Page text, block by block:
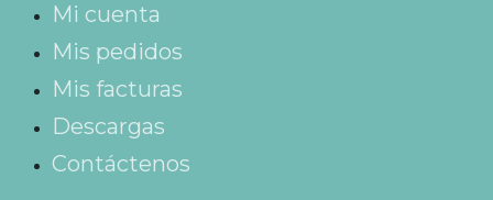
Mi cuenta
Mis pedidos
Mis facturas
Descargas
Contáctenos